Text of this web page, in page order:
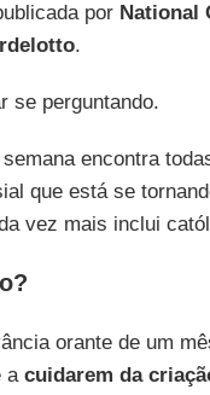
por National
.
se perguntando.
encontra
que está se
vez mais inclui
orante de um
a cuidarem da